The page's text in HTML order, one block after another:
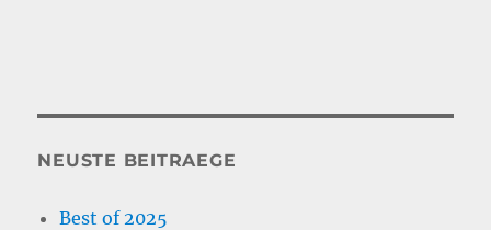
NEUSTE BEITRAEGE
Best of 2025